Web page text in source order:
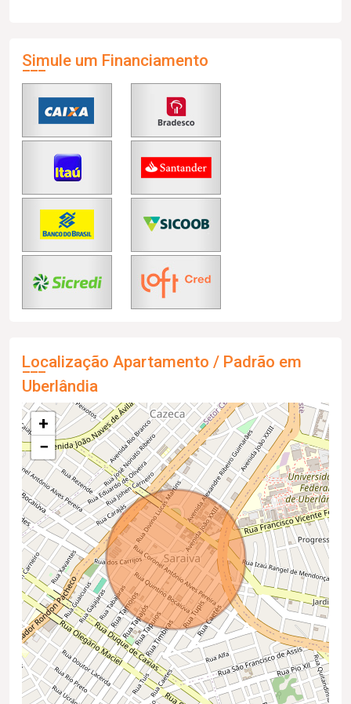
Simule um Financiamento
Localização Apartamento / Padrão em
Uberlândia
+
−